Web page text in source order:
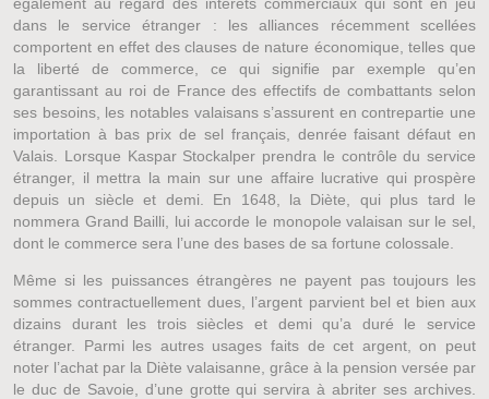
dans le service étranger : les alliances récemment scellées
comportent en effet des clauses de nature économique, telles que
la liberté de commerce, ce qui signifie par exemple qu’en
garantissant au roi de France des effectifs de combattants selon
ses besoins, les notables valaisans s’assurent en contrepartie une
importation à bas prix de sel français, denrée faisant défaut en
Valais. Lorsque Kaspar Stockalper prendra le contrôle du service
étranger, il mettra la main sur une affaire lucrative qui prospère
depuis un siècle et demi. En 1648, la Diète, qui plus tard le
nommera Grand Bailli, lui accorde le monopole valaisan sur le sel,
dont le commerce sera l’une des bases de sa fortune colossale.
Même si les puissances étrangères ne payent pas toujours les
sommes contractuellement dues, l’argent parvient bel et bien aux
dizains durant les trois siècles et demi qu’a duré le service
étranger. Parmi les autres usages faits de cet argent, on peut
noter l’achat par la Diète valaisanne, grâce à la pension versée par
le duc de Savoie, d’une grotte qui servira à abriter ses archives.